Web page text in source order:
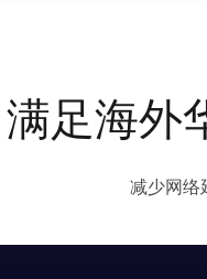
满足海外
减少网络